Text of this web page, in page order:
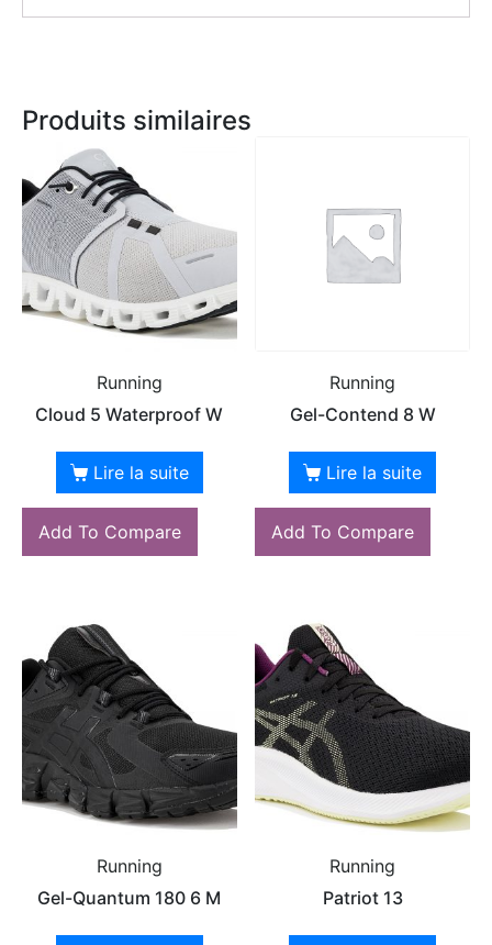
Produits similaires
Running
Cloud 5 Waterproof W
Lire la suite
Add To Compare
Running
Gel-Contend 8 W
Lire la suite
Add To Compare
Running
Gel-Quantum 180 6 M
Running
Patriot 13